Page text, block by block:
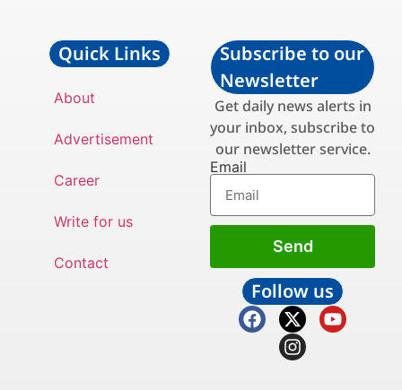
Quick Links
About
Advertisement
Career
Write for us
Contact
Subscribe to our
Newsletter
Get daily news alerts in
your inbox, subscribe to
our newsletter service.
Email
Send
Follow us